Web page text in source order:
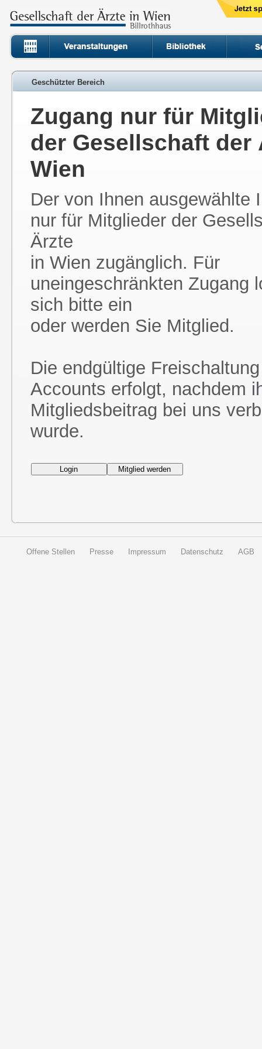
Geschützter Bereich
Zugang nur für
der Gesellschaft der
Wien
Der von Ihnen ausgewählte
nur für Mitglieder der
Ärzte
in Wien zugänglich. Für
uneingeschränkten Zugang
sich bitte ein
oder werden Sie Mitglied.
Die endgültige
Accounts erfolgt, nachdem
Mitgliedsbeitrag bei uns
wurde.
Offene Stellen Presse Impressum Datenschutz AGB